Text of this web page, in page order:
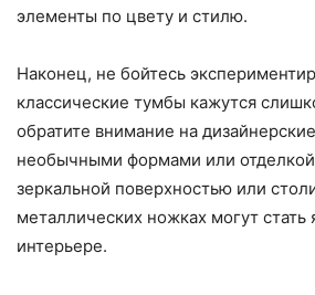
элементы по цвету и стилю.
Наконец, не бойтесь
классические тумбы кажутся
обратите внимание на
необычными формами или
зеркальной поверхностью или
металлических ножках могут
интерьере.